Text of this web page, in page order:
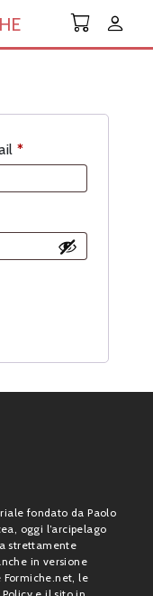
*Richiesto
fondato da Paolo
oggi l’arcipelago
strettamente
in versione
le